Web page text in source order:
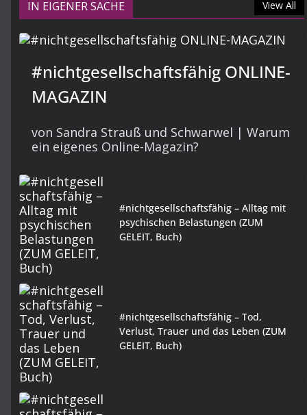
IN EIGENER SACHE View All
#nichtgesellschaftsfähig ONLINE-
MAGAZIN
von Sandra Strauß und Schwarwel | Warum
ein eigenes Online-Magazin?
#nichtgesellschaftsfähig – Alltag mit
psychischen Belastungen (ZUM
GELEIT, Buch)
#nichtgesellschaftsfähig – Tod,
Verlust, Trauer und das Leben (ZUM
GELEIT, Buch)